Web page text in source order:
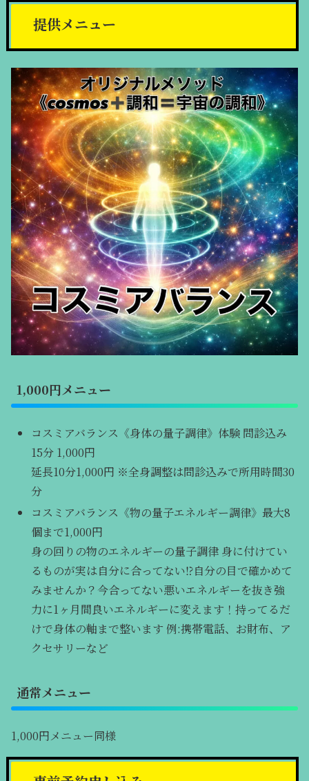
提供メニュー
1,000円メニュー
コスミアバランス《身体の量子調律》体験 問診込み
15分 1,000円
延長10分1,000円 ※全身調整は問診込みで所用時間30
分
コスミアバランス《物の量子エネルギー調律》最大8
個まで1,000円
身の回りの物のエネルギーの量子調律 身に付けてい
るものが実は自分に合ってない⁉️自分の目で確かめて
みませんか？今合ってない悪いエネルギーを抜き強
力に1ヶ月間良いエネルギーに変えます！持ってるだ
けで身体の軸まで整います 例:携帯電話、お財布、ア
クセサリーなど
通常メニュー
1,000円メニュー同様